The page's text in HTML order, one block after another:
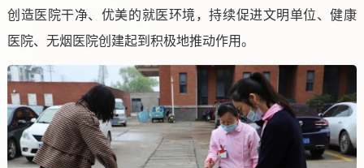
创造医院干净、优美的就医环境，持续促进文明单位、健康
医院、无烟医院创建起到积极地推动作用。